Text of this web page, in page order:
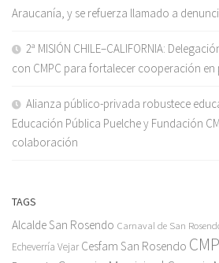
Araucanía, y se refuerza llamado a
2ª MISIÓN CHILE–CALIFORNIA:
con CMPC para fortalecer cooperación
Alianza público-privada robustece
Educación Pública Puelche y Fundación
colaboración
TAGS
Alcalde San Rosendo Carnaval de San
Echeverría Vejar Cesfam San Rosendo